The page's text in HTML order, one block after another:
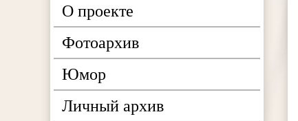
О проекте
Фотоархив
Юмор
Личный архив